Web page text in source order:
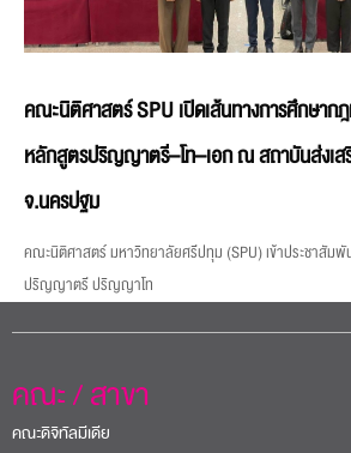
คณะนิติศาสตร์ SPU เปิดเส้นทางการศึกษาก
หลักสูตรปริญญาตรี–โท–เอก ณ สถาบันส่งเ
จ.นครปฐม
คณะนิติศาสตร์ มหาวิทยาลัยศรีปทุม (SPU) เข้าประชาสัม
ปริญญาตรี ปริญญาโท
คณะ / สาขา
คณะดิจิทัลมีเดีย